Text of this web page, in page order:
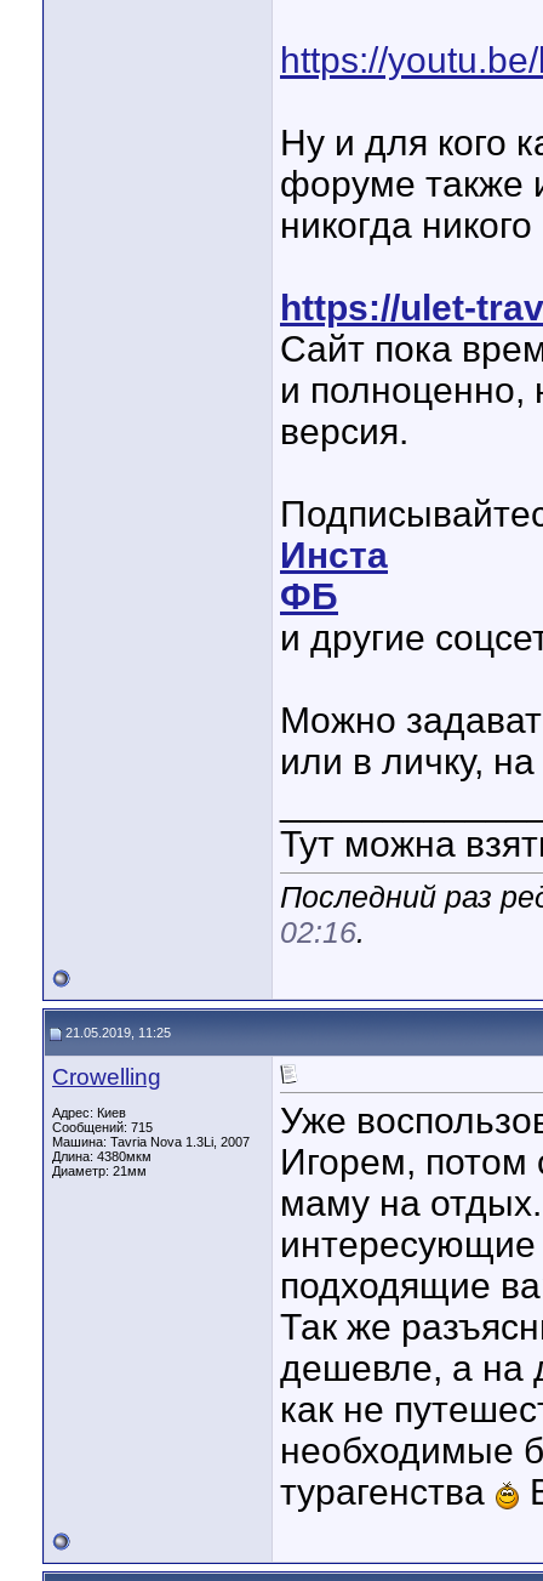
https://
Ну и для кого
форуме также
никогда
https://ulet-
Сайт пока
и полноценно,
версия.
Инста
ФБ
и другие
Можно
или в личку, на
Тут можна
Последний раз
02:16.
21.05.2019, 11:25
Crowelling
Адрес: Киев
Сообщений: 715
Машина: Tavria Nova 1.3Li, 2007
Длина: 4380мкм
Диаметр: 21мм
Уже
Игорем, потом
маму на
подходящие
Так же
дешевле, а на
как не
необходимые
турагенства